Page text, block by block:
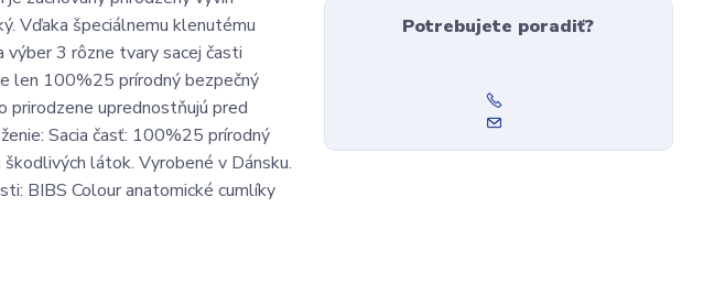
Vďaka špeciálnemu klenutému
výber 3 rôzne tvary sacej časti
len 100%25 prírodný bezpečný
prirodzene uprednostňujú pred
Sacia časť: 100%25 prírodný
látok. Vyrobené v Dánsku.
BIBS Colour anatomické cumlíky
Potrebujete poradiť?